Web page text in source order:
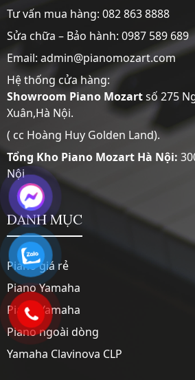
Tư vấn mua hàng: 082 863 8888
Sửa chữa – Bảo hành: 0987 589 689
Email: admin@pianomozart.com
Hệ thống cửa hàng:
Showroom Piano Mozartsố 275
Xuân,Hà Nội.
( cc Hoàng Huy Golden Land).
Tổng Kho Piano Mozart Hà Nội:
Nội
DANH MỤC
Piano giá rẻ
Piano Yamaha
Piano Yamaha
Piano ngoài dòng
Yamaha Clavinova CLP